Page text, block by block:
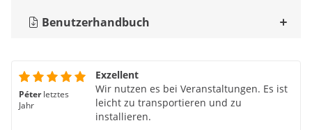
Benutzerhandbuch
Péter letztes
Jahr
Exzellent
Wir nutzen es bei Veranstaltungen. Es ist
leicht zu transportieren und zu
installieren.